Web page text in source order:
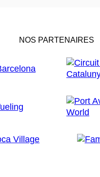
NOS PARTENAIRES